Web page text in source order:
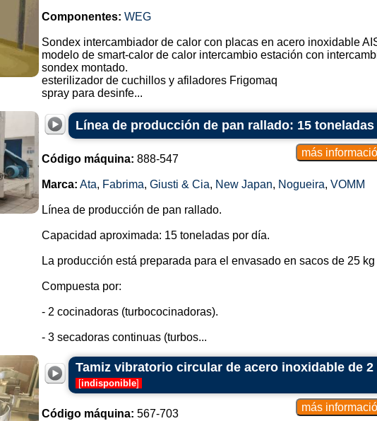
Componentes: WEG
Sondex intercambiador de calor con placas en acero inoxidable
modelo de smart-calor de calor intercambio estación con
sondex montado.
esterilizador de cuchillos y afiladores Frigomaq
spray para desinfe...
Línea de producción de pan rallado: 15
Código máquina: 888-547
Marca: Ata, Fabrima, Giusti & Cia, New Japan, Nogueira, VOMM
Línea de producción de pan rallado.
Capacidad aproximada: 15 toneladas por día.
La producción está preparada para el envasado en sacos de 25 kg
Compuesta por:
- 2 cocinadoras (turbococinadoras).
- 3 secadoras continuas (turbos...
Tamiz vibratorio circular de acero inoxidable de 2
[indisponible]
Código máquina: 567-703